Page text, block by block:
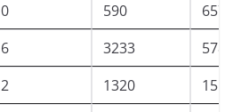
0 590
657
6 3233
5782
2 1320
1558